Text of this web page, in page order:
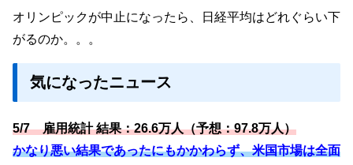
オリンピックが中止になったら、日経平均はどれぐらい下
がるのか。。。
気になったニュース
5/7 雇用統計 結果：26.6万人（予想：97.8万人）
かなり悪い結果であったにもかかわらず、米国市場は全面